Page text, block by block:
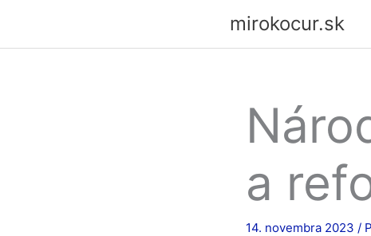
obsah
mirokocur.sk
a
14. novembra 2023 /